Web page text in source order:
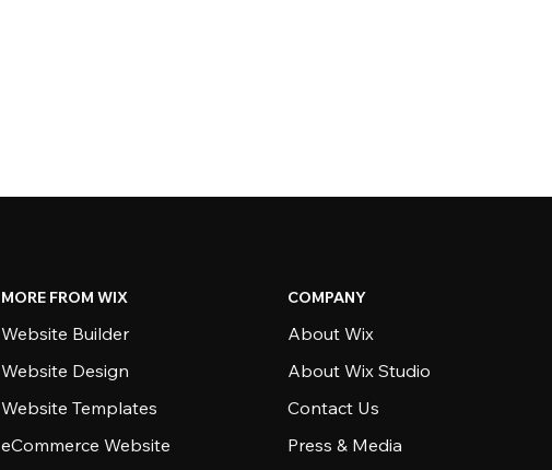
MORE FROM WIX
Website Builder
Website Design
Website Templates
eCommerce Website
COMPANY
About Wix
About Wix Studio
Contact Us
Press & Media